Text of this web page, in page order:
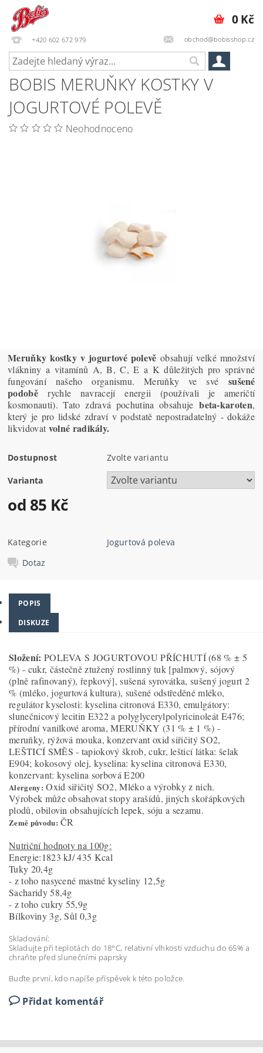
+420 602 672 979 obchod@bobisshop.cz
0 Kč
BOBIS MERUŇKY KOSTKY V
JOGURTOVÉ POLEVĚ
Neohodnoceno
Meruňky kostky v jogurtové polevě obsahují velké množství
vlákniny a vitamínů A, B, C, E a K důležitých pro správné
fungování našeho organismu. Meruňky ve své sušené
podoběrychle navracejí energii (používali je američtí
kosmonauti). Tato zdravá pochutina obsahujebeta-karoten,
který je pro lidské zdraví v podstatě nepostradatelný - dokáže
likvidovat volné radikály.
Dostupnost Zvolte variantu
Varianta
od 85 Kč
Kategorie
Jogurtová poleva
Dotaz
POPIS
DISKUZE
Složení: POLEVA S JOGURTOVOU PŘÍCHUTÍ (68 % ± 5
%) ˗ cukr, částečně ztužený rostlinný tuk [palmový, sójový
(plně rafinovaný), řepkový], sušená syrovátka, sušený jogurt 2
% (mléko, jogurtová kultura), sušené odstředěné mléko,
regulátor kyselosti: kyselina citronová E330, emulgátory:
slunečnicový lecitin E322 a polyglycerylpolyricinoleát E476;
přírodní vanilkové aroma, MERUŇKY (31 % ± 1 %) ˗
meruňky, rýžová mouka, konzervant oxid siřičitý SO2,
LEŠTICÍ SMĚS ˗ tapiokový škrob, cukr, lešticí látka: šelak
E904; kokosový olej, kyselina: kyselina citronová E330,
konzervant: kyselina sorbová E200
Alergeny: Oxid siřičitý SO2, Mléko a výrobky z nich.
Výrobek může obsahovat stopy arašídů, jiných skořápkových
plodů, obilovin obsahujících lepek, sóju a sezamu.
Země původu: ČR
Nutriční hodnoty na 100g:
Energie:1823 kJ/ 435 Kcal
Tuky 20,4g
- z toho nasycené mastné kyseliny 12,5g
Sacharidy 58,4g
- z toho cukry 55,9g
Bílkoviny 3g, Sůl 0,3g
Skladování:
Skladujte při teplotách do 18°C, relativní vlhkosti vzduchu do 65% a
chraňte před slunečními paprsky
Buďte první, kdo napíše příspěvek k této položce.
Přidat komentář